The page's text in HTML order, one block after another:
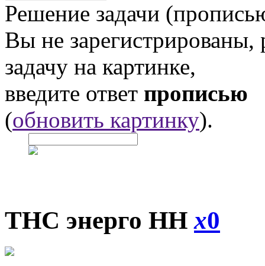
Решение задачи
Вы не
задачу на картинке,
введите ответ прописью
(обновить картинку).
ТНС энерго ННx0